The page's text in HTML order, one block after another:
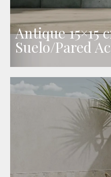
Antique 15×15
Suelo/Pared